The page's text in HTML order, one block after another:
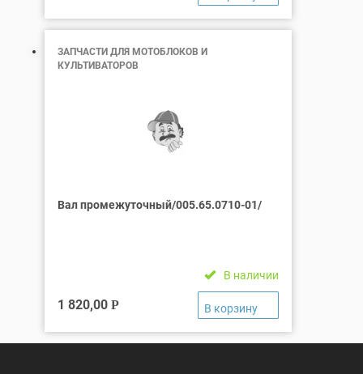
ЗАПЧАСТИ ДЛЯ МОТОБЛОКОВ И
КУЛЬТИВАТОРОВ
Вал промежуточный/005.65.0710-01/
В наличии
1 820,00 Р